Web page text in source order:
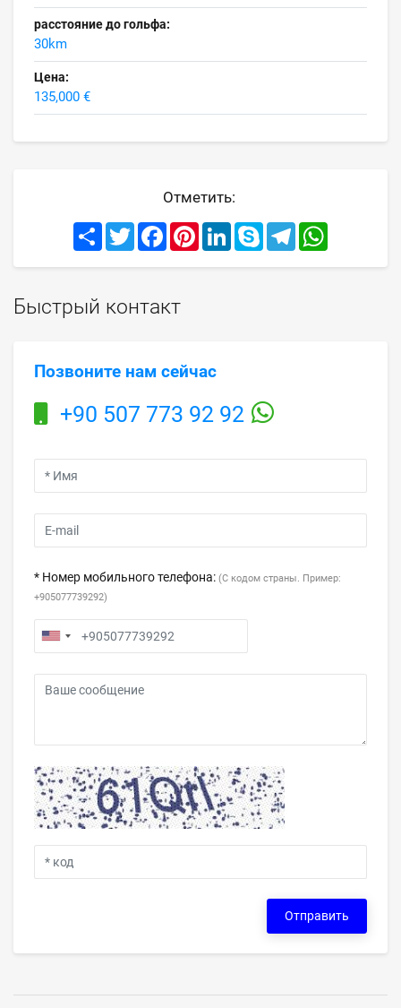
расстояние до гольфа:
30km
Цена:
135,000 €
Отметить:
Share TwitterFacebookPinterestLinkedInSkype Telegram
Быстрый контакт
Позвоните нам сейчас
+90 507 773 92 92
* Номер мобильного телефона: (С кодом страны. Пример:
+905077739292)
Отправить